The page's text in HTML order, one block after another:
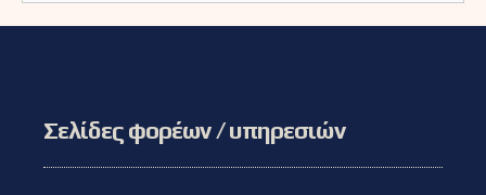
Σελίδες φορέων / υπηρεσιών